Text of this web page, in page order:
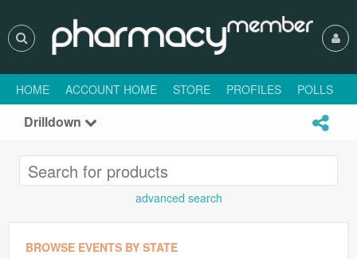
HOME ACCOUNT HOME STORE PROFILES POLLS
Drilldown
advanced search
BROWSE EVENTS BY STATE